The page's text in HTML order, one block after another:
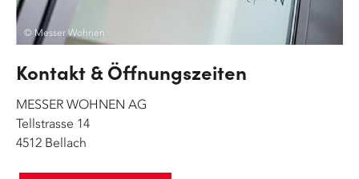
© Messer Wohnen
Kontakt & Öffnungszeiten
MESSER WOHNEN AG
Tellstrasse 14
4512 Bellach